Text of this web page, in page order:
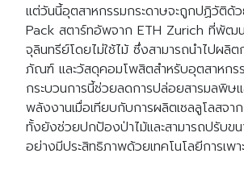
แต่วันนี้อุตสาหกรรมกระดาษจะถูกปฏิวัติด้
Pack สตาร์ทอัพจาก ETH Zurich ที่พัฒน
จุลินทรีย์โดยไม่ใช้ไม้ ซึ่งสามารถนำไปผลิ
ภัณฑ์ และวัสดุคอมโพสิตสำหรับอุตสาหกร
กระบวนการนี้ช่วยลดการปล่อยสารมลพิษแ
พลังงานเมื่อเทียบกับการผลิตเซลลูโลสจา
ทั้งยังช่วยปกป้องป่าไม้และสามารถปรับข
อย่างมีประสิทธิภาพด้วยเทคโนโลยีการเพ